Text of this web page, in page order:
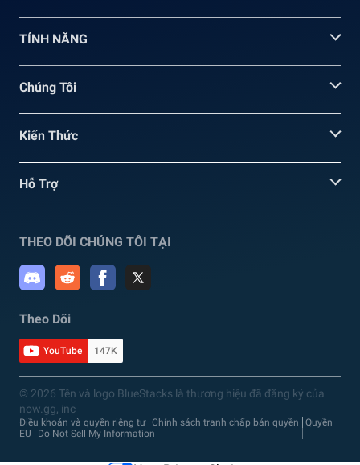
TÍNH NĂNG
Chúng Tôi
Kiến Thức
Hỗ Trợ
THEO DÕI CHÚNG TÔI TẠI
Theo Dõi
YouTube 147K
© 2026 Tên và logo BlueStacks là thương hiệu đã đăng ký của
now.gg, inc
Điều khoản và quyền riêng tư Chính sách tranh chấp bản quyền
Quyền
EU
Do Not Sell My Information